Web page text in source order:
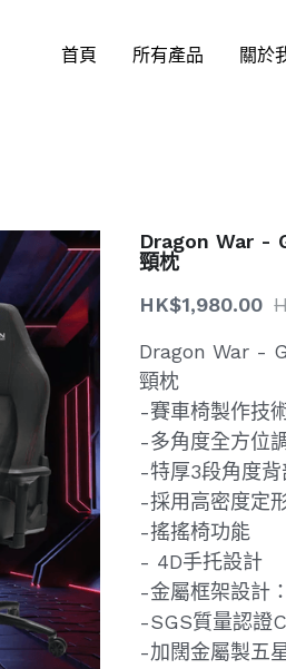
首頁 所有產品 關於
Dragon War -
頸枕
HK$1,980.00
Dragon War -
頸枕
-賽車椅製作技
-多角度全方位
-特厚3段角度
-採用高密度定
-搖搖椅功能
- 4D手托設計
-金屬框架設計
-SGS質量認證
-加闊金屬製五